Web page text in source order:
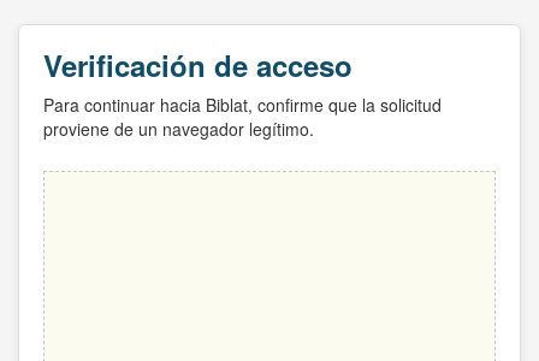
Verificación de acceso
Para continuar hacia Biblat, confirme que la solicitud
proviene de un navegador legítimo.